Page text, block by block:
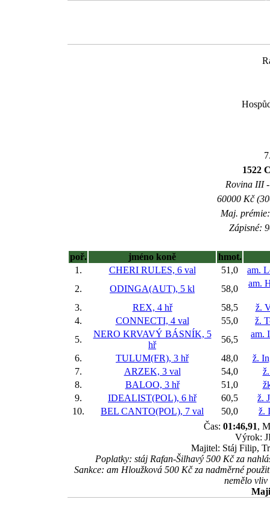
1522
Rovina III
60000 Kč
Maj.
Zápisné:
poř. jméno koně
hmot.
1.
CHERI RULES, 6 val 51,0
am.
2.
ODINGA(AUT), 5 kl 58,0
am.
3. REX, 4 hř 58,5
ž.
4.
CONNECTI, 4 val 55,0
ž.
5.
NERO KRVAVÝ BÁSNÍK, 5
hř
56,5
am.
6. TULUM(FR), 3 hř 48,0
ž.
7.
ARZEK, 3 val 54,0
8.
BALOO, 3 hř 51,0
9.
IDEALIST(POL), 6 hř 60,5
ž.
10.
BEL CANTO(POL), 7 val 50,0
ž.
Čas: 01:46,91,
Výrok:
Majitel: Stáj Filip,
Poplatky: stáj Rafan-Šilhavý 500 Kč za
Sankce: am Hloužková 500 Kč za nadměrné
nemělo vliv